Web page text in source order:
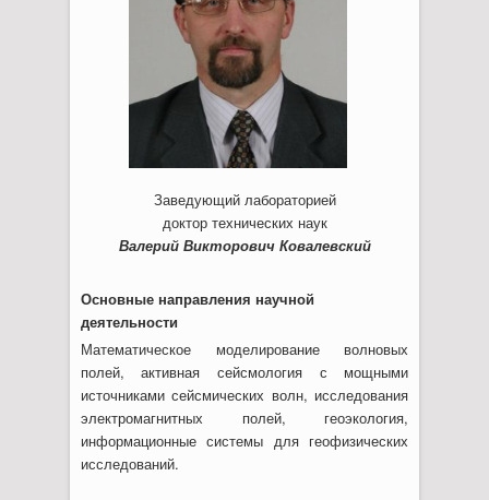
Заведующий лабораторией
доктор технических наук
Валерий Викторович Ковалевский
Основные направления научной
деятельности
Математическое моделирование волновых
полей, активная сейсмология с мощными
источниками сейсмических волн, исследования
электромагнитных полей, геоэкология,
информационные системы для геофизических
исследований.